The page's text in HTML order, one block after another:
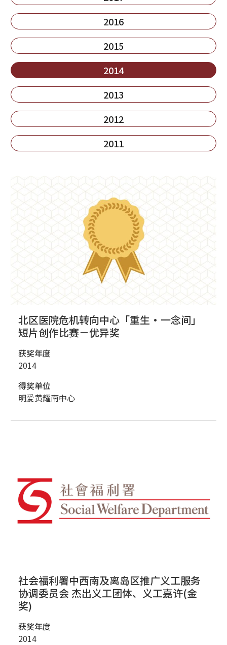
2016
2015
2014
2013
2012
2011
北区医院危机转向中心「重生‧一念间」
短片创作比赛－优异奖
获奖年度
2014
得奖单位
明爱黄耀南中心
社会福利署中西南及离岛区推广义工服务
协调委员会 杰出义工团体、义工嘉许(金
奖)
获奖年度
2014